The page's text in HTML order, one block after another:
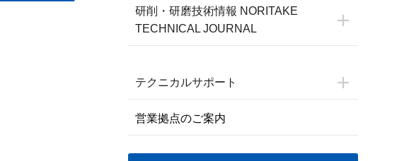
研削・研磨技術情報 NORITAKE
TECHNICAL JOURNAL
テクニカルサポート
営業拠点のご案内